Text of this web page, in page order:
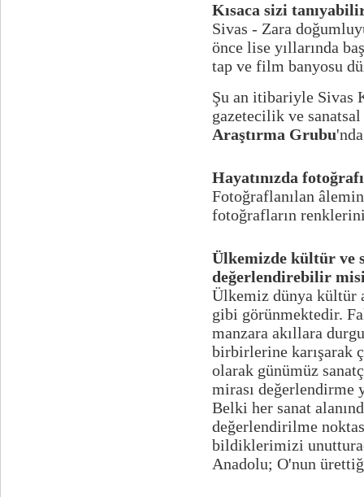
Kısaca sizi
Sivas - Zara
önce lise yıllarında
tap ve film banyosu
Şu an itibariyle Sivas
gazetecilik ve
Araştırma Grubu
Hayatınızda
Fotoğraflanılan
fotoğrafların renklerini
Ülkemizde kültür ve
değerlendirebilir
Ülkemiz dünya kültür
gibi görünmektedir.
manzara akıllara
birbirlerine karışarak
olarak günümüz
mirası değerlendirme
Belki her sanat
değerlendirilme
bildiklerimizi
Anadolu; O'nun